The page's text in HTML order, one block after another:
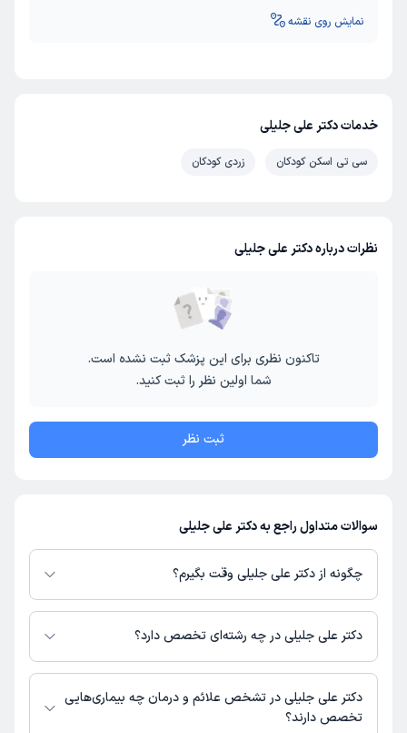
نمایش روی نقشه
خدمات دکتر علی جلیلی
سی تی اسکن کودکان زردی کودکان
نظرات درباره دکتر علی جلیلی
تاکنون نظری برای این پزشک ثبت نشده است.
شما اولین نظر را ثبت کنید.
ثبت نظر
سوالات متداول راجع به دکتر علی جلیلی
چگونه از دکتر علی جلیلی وقت بگیرم؟
در صورتی کهدکتر علی جلیلیدارای پروفایل فعال و نوبت‌دهی باز در پلتفرم
دکترتو باشند، می‌توانید از طریق این پلتفرم برای دریافت نوبت اقدام کنید. در
مطب، شماره تماس، برنامه حضور در مطب، تصاویر پزشک، ساعات کاری و سایر
اطلاعات مرتبط با خدمات پزشکی و نوبت‌گیری ممکن است در پروفایل ایشان در
دکترتو در دسترس باشد
دکتر علی جلیلی در چه رشته‌ای تخصص دارد؟
دکتر علی جلیلی در رشته‌های زیر (پزشکی) تخصص دارند:
کودکان و اطفال
دکتر علی جلیلی در تشخص علائم و درمان چه بیماری‌هایی
تخصص دارند؟